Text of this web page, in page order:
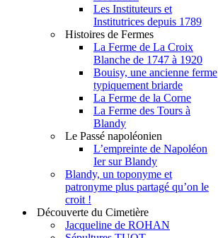
Les Instituteurs et
Institutrices depuis 1789
Histoires de Fermes
La Ferme de La Croix
Blanche de 1747 à 1920
Bouisy, une ancienne ferme
typiquement briarde
La Ferme de la Corne
La Ferme des Tours à
Blandy
Le Passé napoléonien
L’empreinte de Napoléon
Ier sur Blandy
Blandy, un toponyme et
patronyme plus partagé qu’on le
croit !
Découverte du Cimetière
Jacqueline de ROHAN